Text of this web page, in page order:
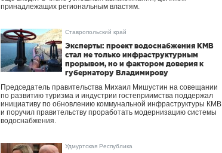
принадлежащих региональным властям.
Ставропольский край
Эксперты: проект водоснабжения КМВ
стал не только инфраструктурным
прорывом, но и фактором доверия к
губернатору Владимирову
Председатель правительства Михаил Мишустин на совещании
по развитию туризма и индустрии гостеприимства поддержал
инициативу по обновлению коммунальной инфраструктуры КМВ
и поручил правительству проработать модернизацию системы
водоснабжения.
Удмуртская Республика